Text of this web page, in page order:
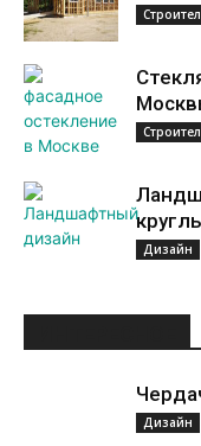
Дизайн
Дизайн